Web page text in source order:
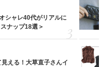
シャレ40代がリアルに
ナップ18選＞
える！大草直子さんイ